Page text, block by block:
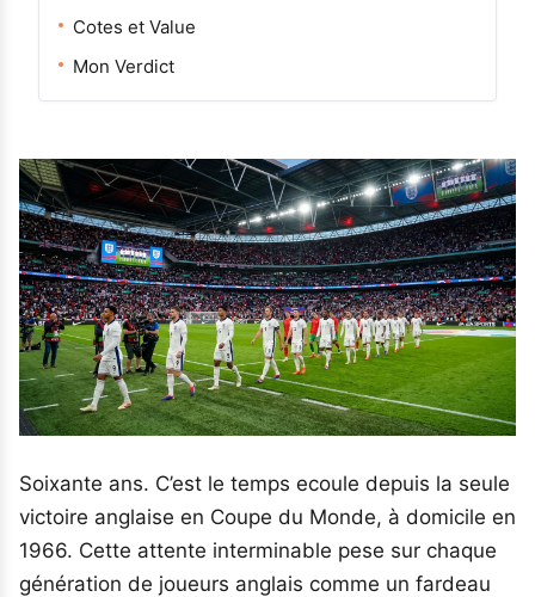
Cotes et Value
Mon Verdict
Soixante ans. C’est le temps ecoule depuis la seule
victoire anglaise en Coupe du Monde, à domicile en
1966. Cette attente interminable pese sur chaque
génération de joueurs anglais comme un fardeau